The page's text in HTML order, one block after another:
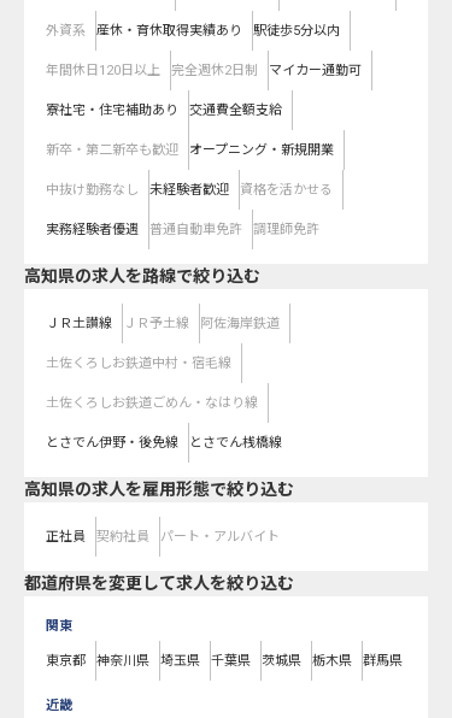
外資系 産休・育休取得実績あり 駅徒歩5分以内
年間休日120日以上 完全週休2日制 マイカー通勤可
寮社宅・住宅補助あり 交通費全額支給
新卒・第二新卒も歓迎 オープニング・新規開業
中抜け勤務なし 未経験者歓迎 資格を活かせる
実務経験者優遇 普通自動車免許 調理師免許
高知県の求人を路線で絞り込む
ＪＲ土讃線 ＪＲ予土線 阿佐海岸鉄道
土佐くろしお鉄道中村・宿毛線
土佐くろしお鉄道ごめん・なはり線
とさでん伊野・後免線 とさでん桟橋線
高知県の求人を雇用形態で絞り込む
正社員 契約社員 パート・アルバイト
都道府県を変更して求人を絞り込む
関東
東京都 神奈川県 埼玉県 千葉県 茨城県 栃木県 群馬県
近畿